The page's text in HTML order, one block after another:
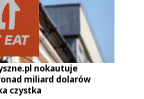
nokautuje
miliard dolarów
czystka